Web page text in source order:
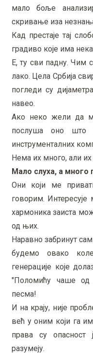
мало боље
скривање иза
Кад престаје тај
градиво које има
Е, ту сви падну. Чим
лако. Цела Србија
погледи су
навео.
Ако неко жели да
послуша оно што
инструменталних
Нема их много, али
Мало слуха, а много
Они који ме
говорим.
хармоника заиста
од њих.
Наравно забринут
будемо овако
генерације које
"Поломићу чаше од
песма!
И на крају, није
већ у оним који га
права су
разумеју.